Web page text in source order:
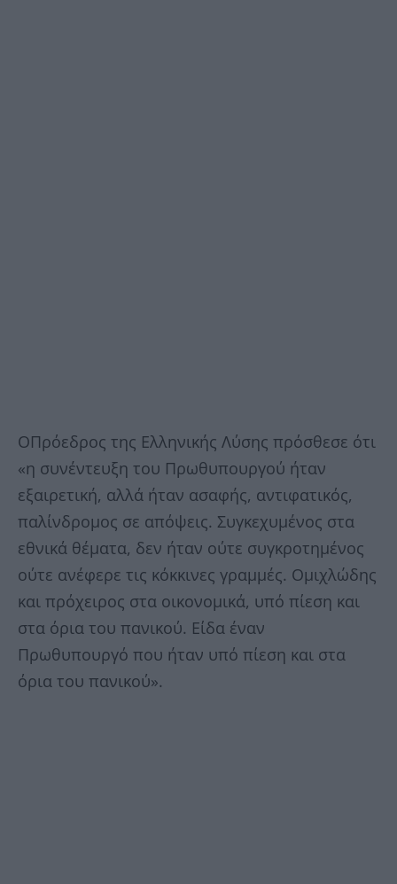
ΟΠρόεδρος της Ελληνικής Λύσης πρόσθεσε ότι
«η συνέντευξη του Πρωθυπουργού ήταν
εξαιρετική, αλλά ήταν ασαφής, αντιφατικός,
παλίνδρομος σε απόψεις. Συγκεχυμένος στα
εθνικά θέματα, δεν ήταν ούτε συγκροτημένος
ούτε ανέφερε τις κόκκινες γραμμές. Ομιχλώδης
και πρόχειρος στα οικονομικά, υπό πίεση και
στα όρια του πανικού. Είδα έναν
Πρωθυπουργό που ήταν υπό πίεση και στα
όρια του πανικού».